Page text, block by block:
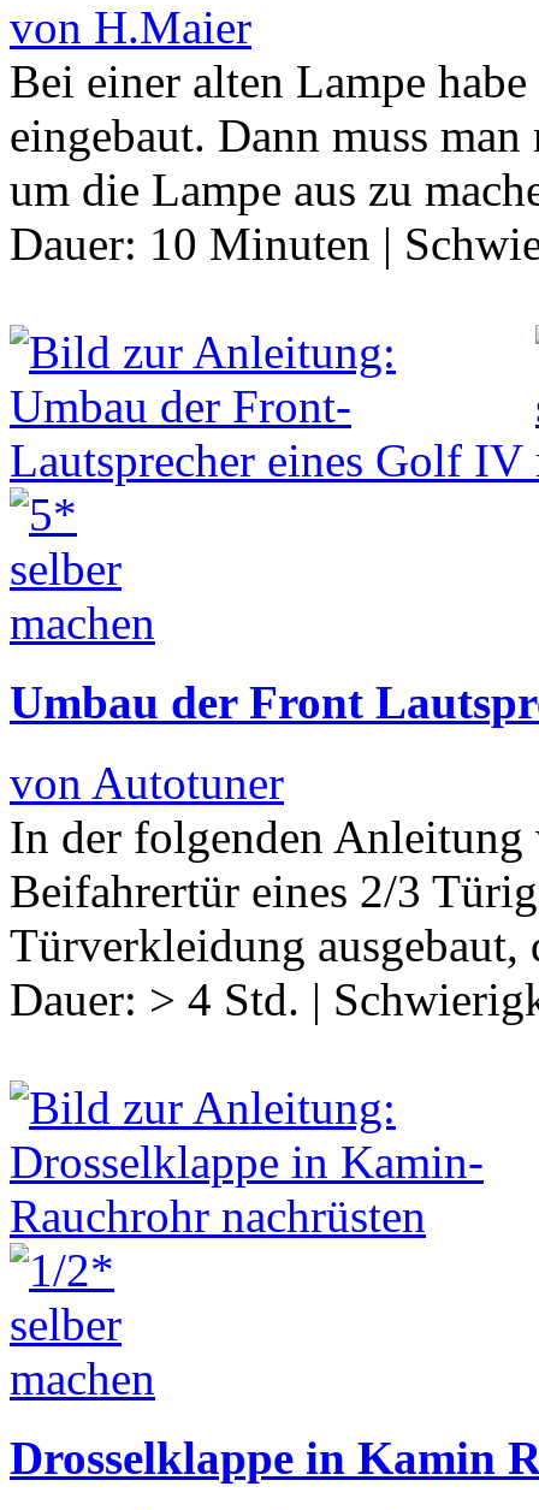
von H.Maier
Bei einer alten Lampe
eingebaut. Dann muss
um die Lampe aus zu
Dauer: 10 Minuten |
Umbau der Front
von Autotuner
In der folgenden
Beifahrertür eines 2/3
Türverkleidung ausgebaut,
Dauer: > 4 Std. |
Drosselklappe in Kamin